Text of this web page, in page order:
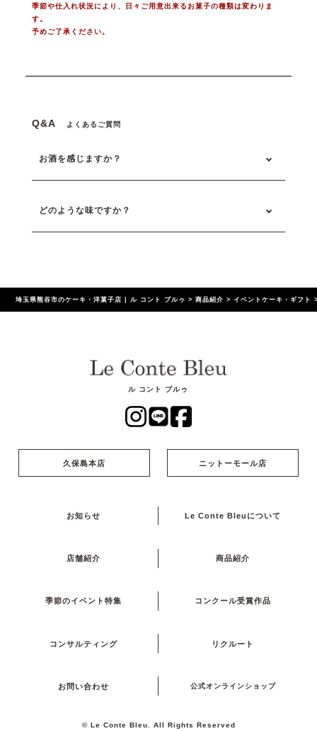
季節や仕入れ状況により、日々ご用意出来るお菓子の種類は変わりま
す。
予めご了承ください。
Q&A よくあるご質問
お酒を感じますか？
どのような味ですか？
埼玉県熊谷市のケーキ・洋菓子店 | ル コント ブルゥ >商品紹介 >イベントケーキ・ギフト
ル コント ブルゥ
久保島本店 ニットーモール店
お知らせ Le Conte Bleuについて
店舗紹介 商品紹介
季節のイベント特集 コンクール受賞作品
コンサルティング リクルート
お問い合わせ 公式オンラインショップ
© Le Conte Bleu. All Rights Reserved